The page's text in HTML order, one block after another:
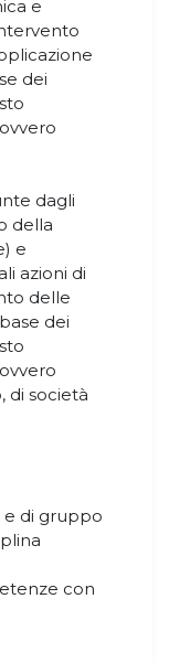
e
dei
dagli
della
e
azioni di
delle
dei
di società
e di gruppo
con